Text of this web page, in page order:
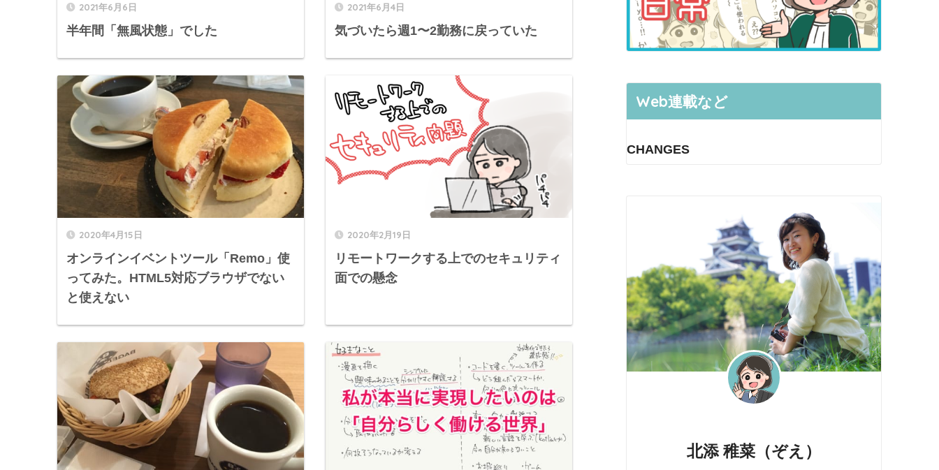
2021年6月6日
半年間「無風状態」でした
2021年6月4日
気づいたら週1〜2勤務に戻っていた
2020年4月15日
オンラインイベントツール「Remo」使
ってみた。HTML5対応ブラウザでない
と使えない
2020年2月19日
リモートワークする上でのセキュリティ
面での懸念
Web連載など
CHANGES
北添 稚菜（ぞえ）